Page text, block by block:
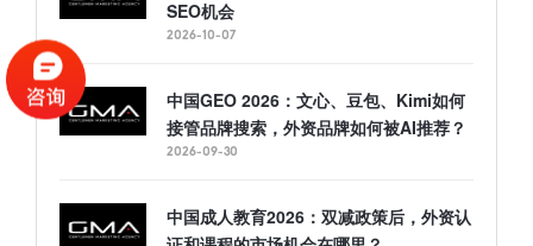
SEO机会
2026-10-07
中国GEO 2026：文心、豆包、Kimi如何
接管品牌搜索，外资品牌如何被AI推荐？
2026-09-30
中国成人教育2026：双减政策后，外资认